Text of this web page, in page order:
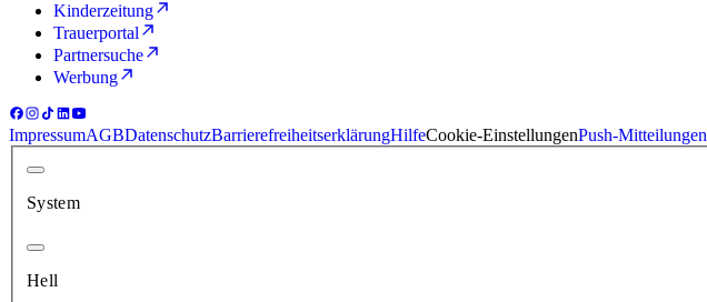
Kinderzeitung
Trauerportal
Partnersuche
Werbung
ImpressumAGBDatenschutzBarrierefreiheitserklärungHilfeCookie-EinstellungenPush-Mitteilungen
System
Hell